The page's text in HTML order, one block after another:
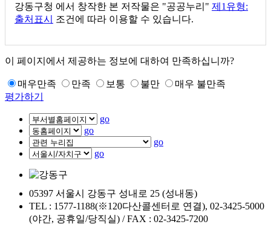
강동구청 에서 창작한 본 저작물은 "공공누리" 제1유형:
출처표시
조건에 따라 이용할 수 있습니다.
이 페이지에서 제공하는 정보에 대하여 만족하십니까?
매우만족 만족 보통 불만
매우 불만족
평가하기
go
go
go
go
05397 서울시 강동구 성내로 25 (성내동)
TEL : 1577-1188(※120다산콜센터로 연결), 02-3425-5000
(야간, 공휴일/당직실) / FAX : 02-3425-7200